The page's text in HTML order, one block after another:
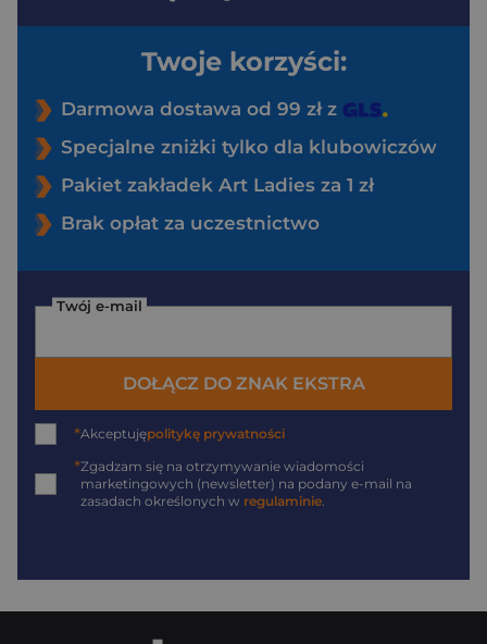
Twoje korzyści:
Darmowa dostawa od 99 zł z
Specjalne zniżki tylko dla klubowiczów
Pakiet zakładek Art Ladies za 1 zł
Brak opłat za uczestnictwo
Twój e-mail
DOŁĄCZ DO ZNAK EKSTRA
*Akceptujępolitykę prywatności
*Zgadzam się na otrzymywanie wiadomości
marketingowych (newsletter) na podany e-mail na
zasadach określonych w regulaminie.